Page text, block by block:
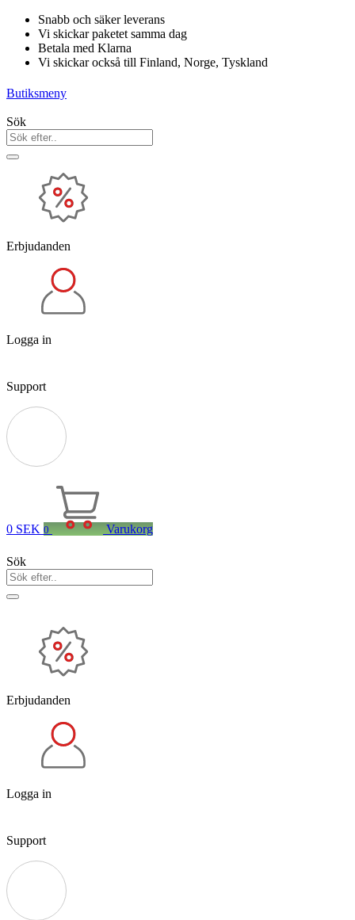
Hoppa
innehåll
Snabb och säker leverans
Vi skickar paketet samma dag
Betala med Klarna
Vi skickar också till Finland, Norge, Tyskland
Butiksmeny
Sök
Erbjudanden
Logga in
Support
0 SEK 0 Varukorg
Sök
Erbjudanden
Logga in
Support